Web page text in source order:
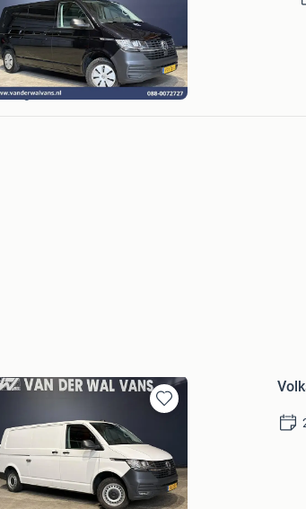
Mijn
Favorieten
Van der Wal Vans
Langerak
Bezoek website
Bewaren
Mijn
Favorieten
Van der Wal Vans